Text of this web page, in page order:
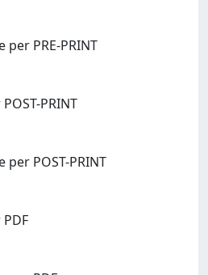
PRE-PRINT
PRINT
POST-PRINT